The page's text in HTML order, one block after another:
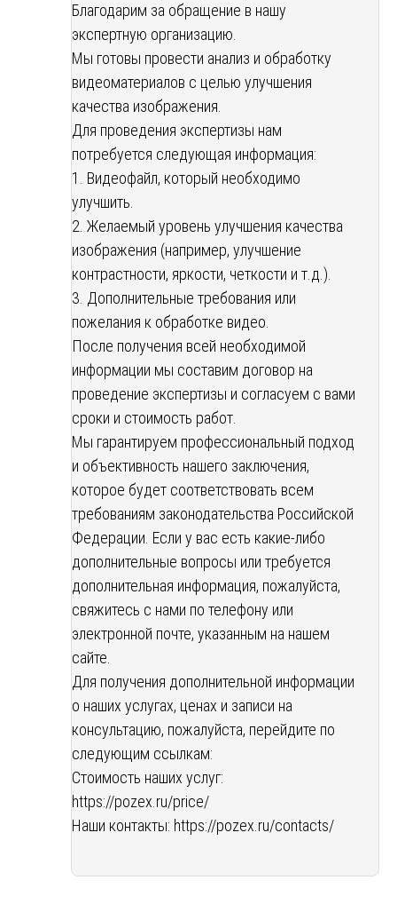
Благодарим за обращение в нашу
экспертную организацию.
Мы готовы провести анализ и обработку
видеоматериалов с целью улучшения
качества изображения.
Для проведения экспертизы нам
потребуется следующая информация:
1. Видеофайл, который необходимо
улучшить.
2. Желаемый уровень улучшения качества
изображения (например, улучшение
контрастности, яркости, четкости и т.д.).
3. Дополнительные требования или
пожелания к обработке видео.
После получения всей необходимой
информации мы составим договор на
проведение экспертизы и согласуем с вами
сроки и стоимость работ.
Мы гарантируем профессиональный подход
и объективность нашего заключения,
которое будет соответствовать всем
требованиям законодательства Российской
Федерации. Если у вас есть какие-либо
дополнительные вопросы или требуется
дополнительная информация, пожалуйста,
свяжитесь с нами по телефону или
электронной почте, указанным на нашем
сайте.
Для получения дополнительной информации
о наших услугах, ценах и записи на
консультацию, пожалуйста, перейдите по
следующим ссылкам:
Стоимость наших услуг:
https://pozex.ru/price/
Наши контакты: https://pozex.ru/contacts/